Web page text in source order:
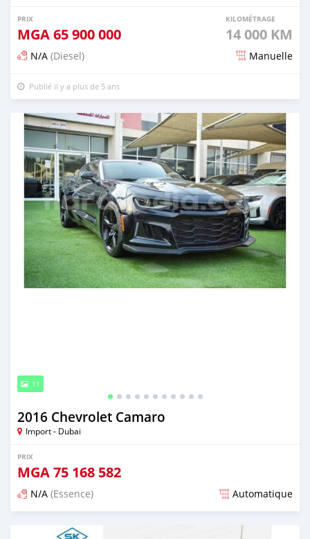
PRIX
MGA65 900 000
KILOMÉTRAGE
14 000 KM
N/A (Diesel) Manuelle
Publié il y a plus de 5 ans
11
2016 Chevrolet Camaro
Import - Dubai
PRIX
MGA75 168 582
N/A (Essence) Automatique
Publié il y a presque 6 ans